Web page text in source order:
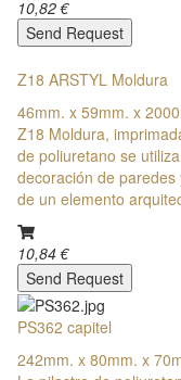
10,82 €
Send Request
Z18 ARSTYL Moldura
46mm. x 59mm. x
Z18 Moldura,
de poliuretano se
decoración de
de un elemento
10,84 €
Send Request
PS362 capitel
242mm. x 80mm. x